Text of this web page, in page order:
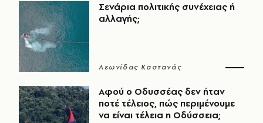
Σενάρια πολιτικής συνέχειας ή
αλλαγής;
Λεωνίδας Καστανάς
Αφού ο Οδυσσέας δεν ήταν
ποτέ τέλειος, πώς περιμένουμε
να είναι τέλεια η Οδύσσεια;